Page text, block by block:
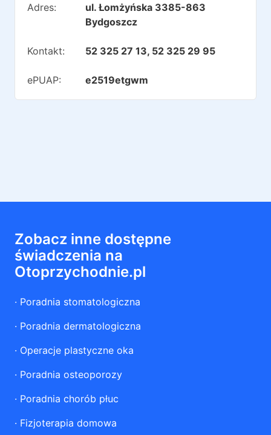
Adres:
ul. Łomżyńska 3385-863
Bydgoszcz
Kontakt: 52 325 27 13, 52 325 29 95
ePUAP: e2519etgwm
Zobacz inne dostępne
świadczenia na
Otoprzychodnie.pl
· Poradnia stomatologiczna
· Poradnia dermatologiczna
· Operacje plastyczne oka
· Poradnia osteoporozy
· Poradnia chorób płuc
· Fizjoterapia domowa